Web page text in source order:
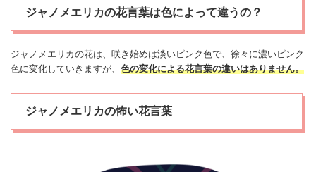
ジャノメエリカの花言葉は色によって違うの？
ジャノメ エリカの花は、咲き始めは淡いピンク色で、徐々に濃いピンク
色に変化していきますが、 色の変化による花言葉の違いはありません。
ジャノメエリカの怖い花言葉